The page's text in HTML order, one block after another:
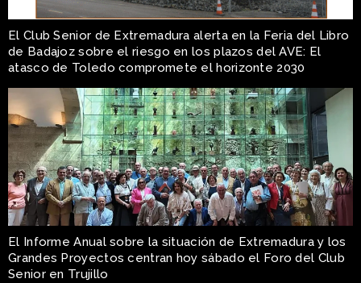
El Club Senior de Extremadura alerta en la Feria del Libro
de Badajoz sobre el riesgo en los plazos del AVE: El
atasco de Toledo compromete el horizonte 2030
El Informe Anual sobre la situación de Extremadura y los
Grandes Proyectos centran hoy sábado el Foro del Club
Senior en Trujillo